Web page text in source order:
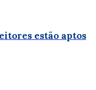
estão aptos